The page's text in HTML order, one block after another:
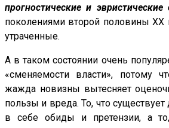
прогностические и эвристические
поколениями второй половины
утраченные.
А в таком состоянии очень
«сменяемости власти», потому
жажда новизны вытесняет
пользы и вреда. То, что
в себе обиды и претензии, а